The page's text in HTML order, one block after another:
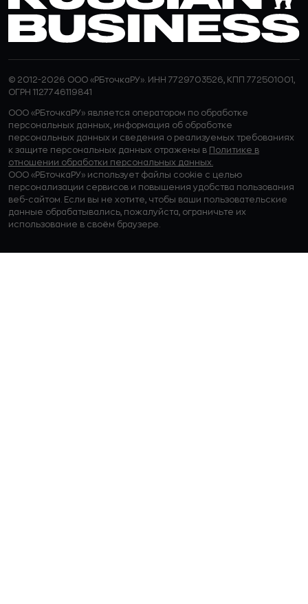
© 2012-2026 ООО «РБточкаРУ». ИНН 7729703526, КПП 772501001,
ОГРН 1127746119841
ООО «РБточкаРУ» является оператором по обработке
персональных данных, информация об обработке
персональных данных и сведения о реализуемых требованиях
к защите персональных данных отражены в Политике в
отношении обработки персональных данных.
ООО «РБточкаРУ» использует файлы cookie с целью
персонализации сервисов и повышения удобства пользования
веб-сайтом. Если вы не хотите, чтобы ваши пользовательские
данные обрабатывались, пожалуйста, ограничьте их
использование в своём браузере.